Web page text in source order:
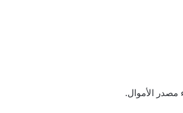
مصدر الأموال.